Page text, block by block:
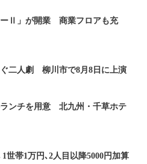
ーⅡ」が開業 商業フロアも充
ぐ二人劇 柳川市で8月8日に上演
ランチを用意 北九州・千草ホテ
世帯1万円､2人目以降5000円加算